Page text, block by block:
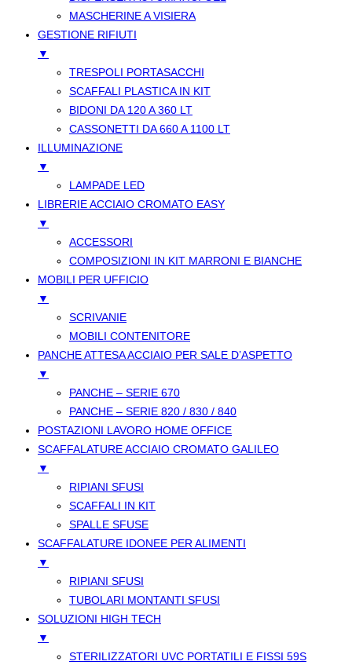
MASCHERINE A VISIERA
GESTIONE RIFIUTI
▼
TRESPOLI PORTASACCHI
SCAFFALI PLASTICA IN KIT
BIDONI DA 120 A 360 LT
CASSONETTI DA 660 A 1100 LT
ILLUMINAZIONE
▼
LAMPADE LED
LIBRERIE ACCIAIO CROMATO EASY
▼
ACCESSORI
COMPOSIZIONI IN KIT MARRONI E BIANCHE
MOBILI PER UFFICIO
▼
SCRIVANIE
MOBILI CONTENITORE
PANCHE ATTESA ACCIAIO PER SALE D’ASPETTO
▼
PANCHE – SERIE 670
PANCHE – SERIE 820 / 830 / 840
POSTAZIONI LAVORO HOME OFFICE
SCAFFALATURE ACCIAIO CROMATO GALILEO
▼
RIPIANI SFUSI
SCAFFALI IN KIT
SPALLE SFUSE
SCAFFALATURE IDONEE PER ALIMENTI
▼
RIPIANI SFUSI
TUBOLARI MONTANTI SFUSI
SOLUZIONI HIGH TECH
▼
STERILIZZATORI UVC PORTATILI E FISSI 59S